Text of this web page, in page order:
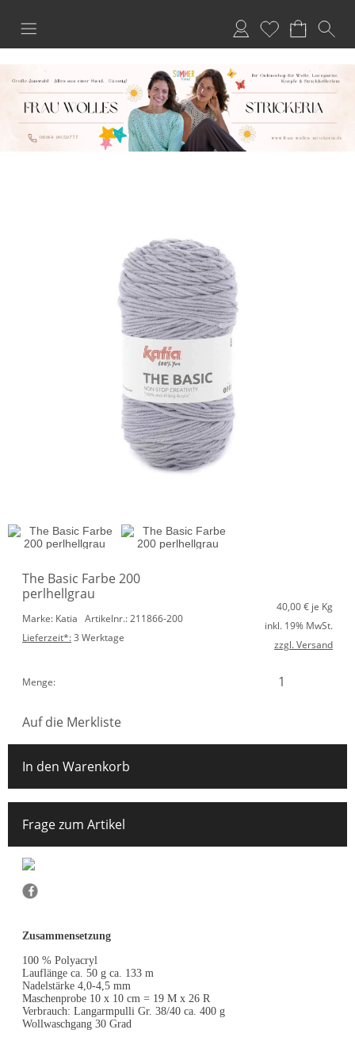
Anmelden
Merkliste
The Basic Farbe 200
perlhellgrau
Marke: Katia Artikelnr.: 211866-200
Lieferzeit*:3 Werktage
40,00€ je Kg
inkl. 19% MwSt.
zzgl. Versand
Menge:
Auf die Merkliste
In den Warenkorb
Frage zum Artikel
Zusammensetzung
100 % Polyacryl
Lauflänge ca. 50 g ca. 133 m
Nadelstärke 4,0-4,5 mm
Maschenprobe 10 x 10 cm = 19 M x 26 R
Verbrauch: Langarmpulli Gr. 38/40 ca. 400 g
Wollwaschgang 30 Grad